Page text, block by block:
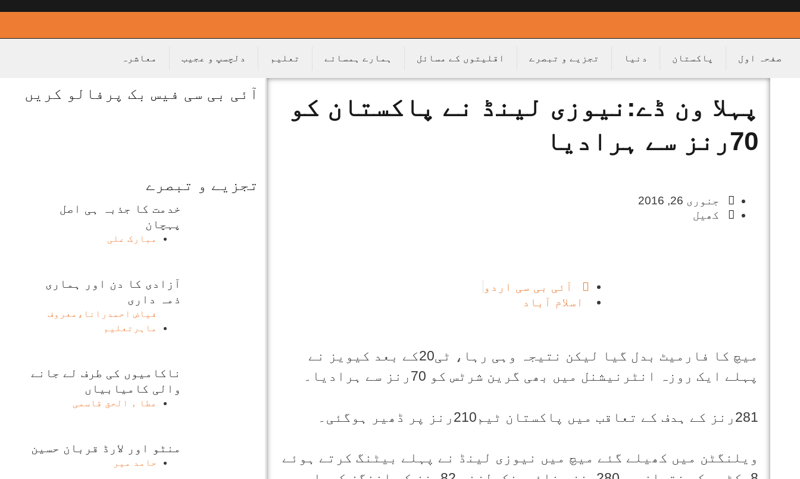
صفحہ اول پاکستان دنیا تجزیے و تبصرے اقلیتوں کے مسائل ہمارے ہمسائے تعلیم دلچسپ و عجیب معاشرہ
پہلا ون ڈے:نیوزی لینڈ نے پاکستان کو
70رنز سے ہرادیا
جنوری 26, 2016
کھیل
آئی بی سی اردو
اسلام آباد
میچ کا فارمیٹ بدل گیا لیکن نتیجہ وہی رہا، ٹی20کے بعد کیویز نے
پہلے ایک روزہ انٹرنیشنل میں بھی گرین شرٹس کو 70رنز سے ہرادیا۔
281رنز کے ہدف کے تعاقب میں پاکستان ٹیم210رنز پر ڈھیر ہوگئی۔
ویلنگٹن میں کھیلے گئے میچ میں نیوزی لینڈ نے پہلے بیٹنگ کرتے ہوئے
آئی بی سی فیس بک پرفالو کریں
تجزیے و تبصرے
خدمت کا جذبہ ہی اصل
پہچان
مبارک علی
آزادی کا دن اور ہماری
ذمہ داری
فیاض احمدرانا،معروف
ماہرتعلیم
ناکامیوں کی طرف لے جانے
والی کامیابیاں
عطا ء الحق قاسمی
منٹو اور لارڈ قربان حسین
حامد میر